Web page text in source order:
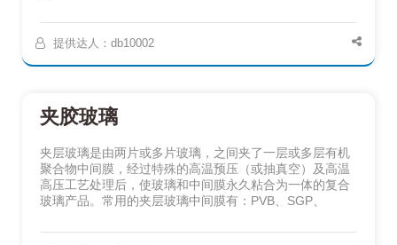
提供达人：db10002
夹胶玻璃
夹层玻璃是由两片或多片玻璃，之间夹了一层或多层有机
聚合物中间膜，经过特殊的高温预压（或抽真空）及高温
高压工艺处理后，使玻璃和中间膜永久粘合为一体的复合
玻璃产品。常用的夹层玻璃中间膜有：PVB、SGP、